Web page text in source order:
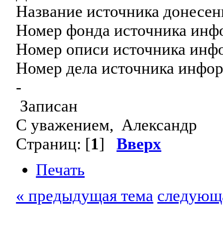
Название источника
Номер фонда источника
Номер описи источника
Номер дела источника
-
Записан
С уважением, Александр
Страниц: [1]Вверх
Печать
« предыдущая тема